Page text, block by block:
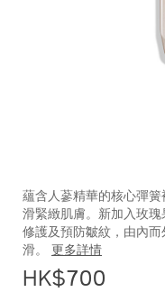
10122559201_hk.html
編
號：
10122559201_hk
蘊含人蔘精華的核心彈
滑緊緻肌膚。新加入玫
修護及預防皺紋，由內
滑。 更多詳情
HK$700